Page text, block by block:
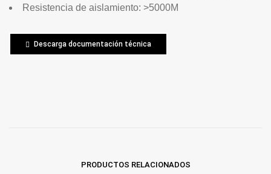
Resistencia de aislamiento: >5000M
Descarga documentación técnica
PRODUCTOS RELACIONADOS